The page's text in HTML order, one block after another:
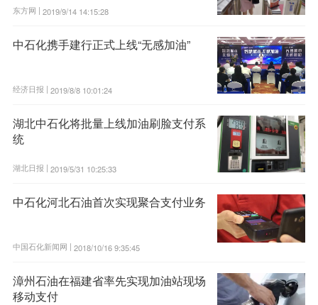
东方网 | 2019/9/14 14:15:28
中石化携手建行正式上线“无感加油”
经济日报 | 2019/8/8 10:01:24
湖北中石化将批量上线加油刷脸支付系
统
湖北日报 | 2019/5/31 10:25:33
中石化河北石油首次实现聚合支付业务
中国石化新闻网 | 2018/10/16 9:35:45
漳州石油在福建省率先实现加油站现场
移动支付